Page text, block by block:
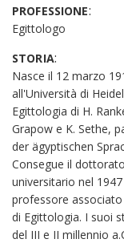
PROFESSIONE:
Egittologo
STORIA:
Nasce il 12 marzo
all'Università di
Egittologia di H.
Grapow e K. Sethe,
der ägyptischen
Consegue il
universitario nel
professore
di Egittologia. I suoi
del III e II millennio